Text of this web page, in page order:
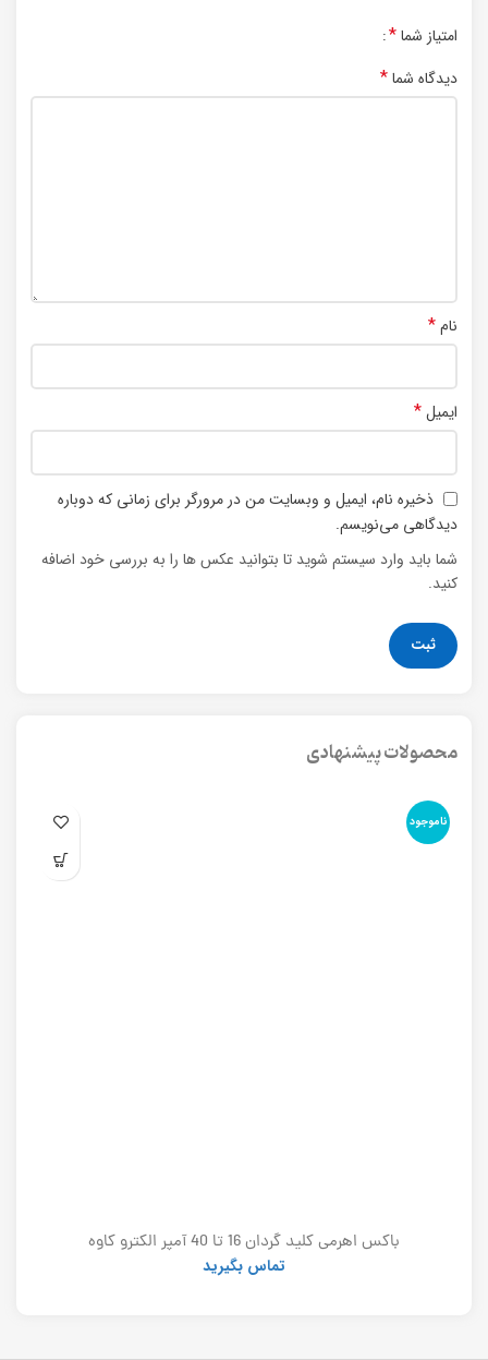
امتیاز شما*
دیدگاه شما*
نام*
ایمیل*
ذخیره نام، ایمیل و وبسایت من در مرورگر برای زمانی که دوباره
دیدگاهی می‌نویسم.
شما باید وارد سیستم شوید تا بتوانید عکس ها را به بررسی خود اضافه
کنید.
محصولات پیشنهادی
ناموجود
باکس اهرمی کلید گردان 16 تا 40 آمپر الکترو کاوه
تماس بگیرید